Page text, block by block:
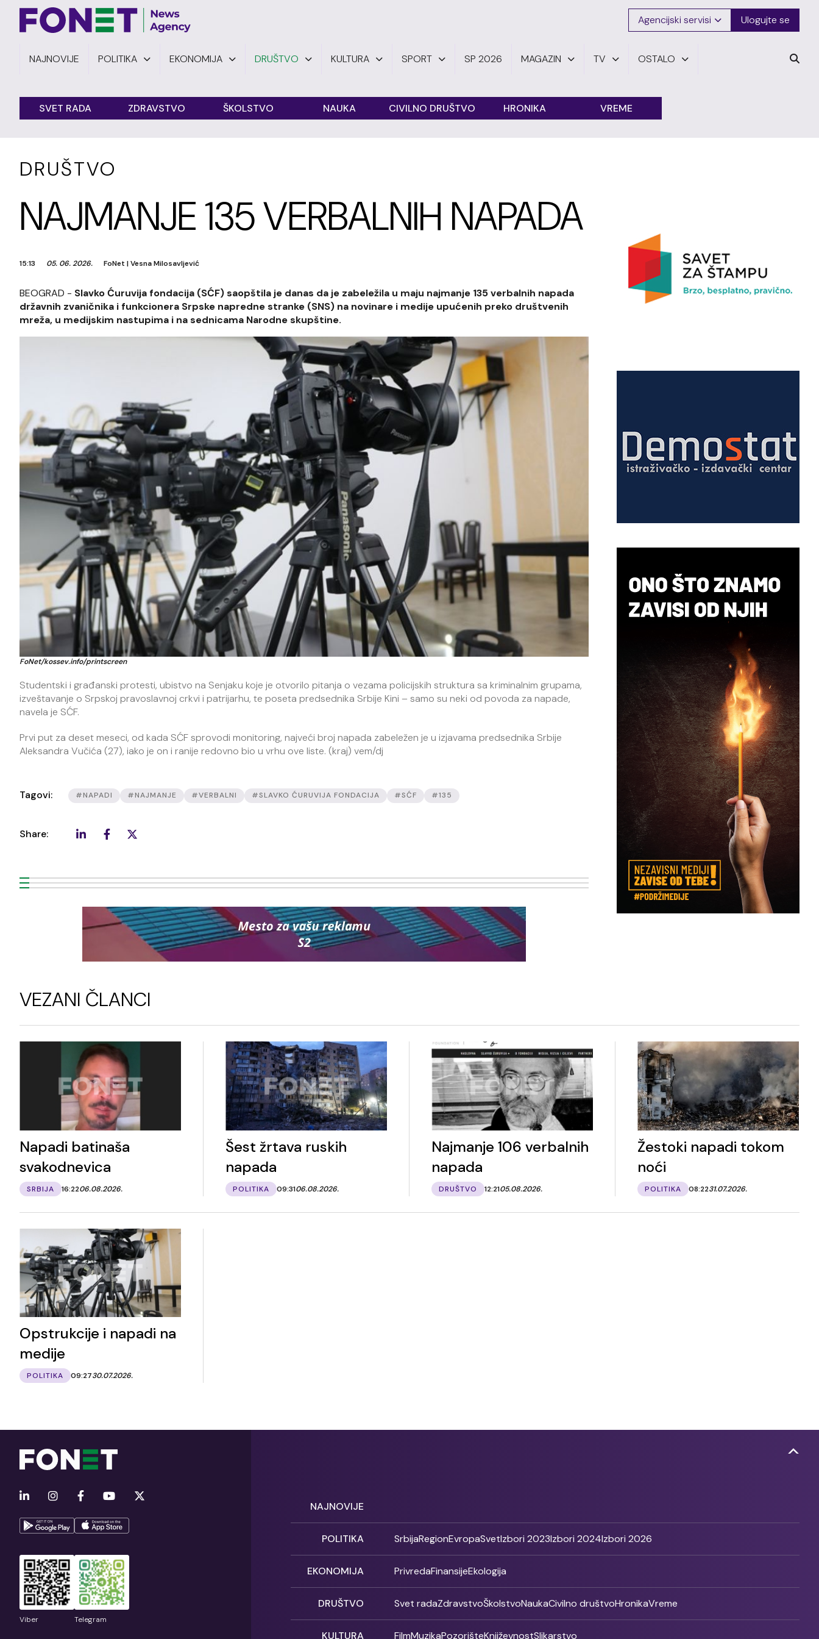
Agencijski servisi Ulogujte se
NAJNOVIJE POLITIKA EKONOMIJA DRUŠTVO KULTURA SPORT SP 2026 MAGAZIN TV OSTALO
SVET RADA ZDRAVSTVO ŠKOLSTVO NAUKA CIVILNO DRUŠTVO HRONIKA VREME
DRUŠTVO
NAJMANJE 135 VERBALNIH NAPADA
15:13 05. 06. 2026. FoNet |Vesna Milosavljević
BEOGRAD - Slavko Ćuruvija fondacija (SĆF) saopštila je danas da je zabeležila u maju najmanje 135 verbalnih napada
državnih zvaničnika i funkcionera Srpske napredne stranke (SNS) na novinare i medije upućenih preko društvenih
mreža, u medijskim nastupima i na sednicama Narodne skupštine.
FoNet/kossev.info/printscreen
Studentski i građanski protesti, ubistvo na Senjaku koje je otvorilo pitanja o vezama policijskih struktura sa kriminalnim grupama,
izveštavanje o Srpskoj pravoslavnoj crkvi i patrijarhu, te poseta predsednika Srbije Kini – samo su neki od povoda za napade,
navela je SĆF.
Prvi put za deset meseci, od kada SĆF sprovodi monitoring, najveći broj napada zabeležen je u izjavama predsednika Srbije
Aleksandra Vučića (27), iako je on i ranije redovno bio u vrhu ove liste. (kraj) vem/dj
Tagovi: #NAPADI #NAJMANJE #VERBALNI #SLAVKO ĆURUVIJA FONDACIJA #SĆF #135
Share:
VEZANI ČLANCI
Napadi batinaša
svakodnevica
SRBIJA 16:2206.08.2026.
Šest žrtava ruskih
napada
POLITIKA 09:3106.08.2026.
Najmanje 106 verbalnih
napada
DRUŠTVO 12:2105.08.2026.
Žestoki napadi tokom
noći
POLITIKA 08:2231.07.2026.
Opstrukcije i napadi na
medije
POLITIKA 09:2730.07.2026.
Viber Telegram
NAJNOVIJE
POLITIKA SrbijaRegionEvropaSvetIzbori 2023Izbori 2024Izbori 2026
EKONOMIJA PrivredaFinansijeEkologija
DRUŠTVO Svet radaZdravstvoŠkolstvoNaukaCivilno društvoHronikaVreme
KULTURA FilmMuzikaPozorišteKnjiževnostSlikarstvo